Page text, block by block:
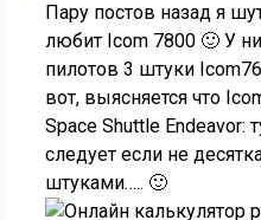
Пару постов назад я
любит Icom 7800 🙂 У
пилотов 3 штуки
вот, выясняется что
Space Shuttle Endeavor:
следует если не
штуками….. 🙂